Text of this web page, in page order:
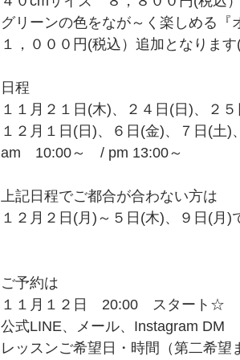
グリーンの色をなが～く楽しめる
１，０００円(税込）追加となりま
日程
１１月２１日(木)、２４日(日)、２
１２月１日(日)、６日(金)、７日(土)
am　10:00～　/ pm 13:00～
上記日程でご都合が合わない方は
１２月２日(月)～５日(木)、９日(月)
ご予約は
１１月１２日　20:00　スタート☆
公式LINE、メール、Instagram DM
レッスンご希望日・時間（第二希望